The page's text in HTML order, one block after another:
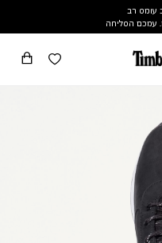
עומס רב
עמכם הסליחה